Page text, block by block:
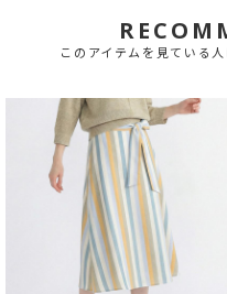
このアイテムを見ている